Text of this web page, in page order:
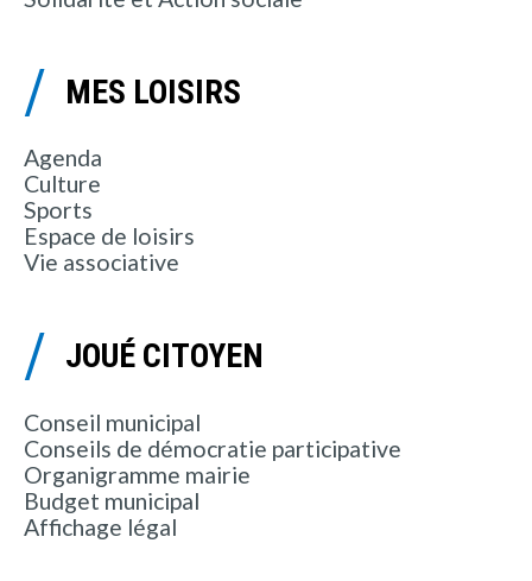
MES LOISIRS
Agenda
Culture
Sports
Espace de loisirs
Vie associative
JOUÉ CITOYEN
Conseil municipal
Conseils de démocratie participative
Organigramme mairie
Budget municipal
Affichage légal